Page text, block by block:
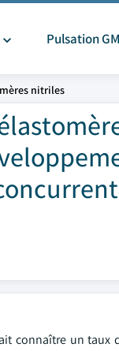
Pulsation
nitriles
connaître un